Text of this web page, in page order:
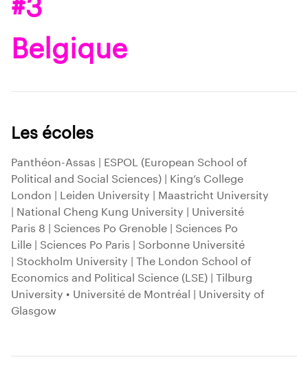
Belgique
Les écoles
Panthéon-Assas | ESPOL (European School of
Political and Social Sciences) | King’s College
London | Leiden University | Maastricht University
| National Cheng Kung University | Université
Paris 8 | Sciences Po Grenoble | Sciences Po
Lille | Sciences Po Paris | Sorbonne Université
| Stockholm University | The London School of
Economics and Political Science (LSE) | Tilburg
University • Université de Montréal | University of
Glasgow